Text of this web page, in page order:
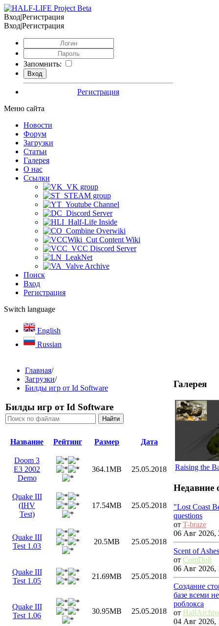
Вход|Регистрация
Вход|Регистрация
Запомнить:
Регистрация
Меню сайта
Новости
Форум
Загрузки
Статьи
Галерея
О нас
Ссылки
VK group
STEAM group
Youtube Channel
Discord Server
Half-Life Inside
Combine Overwiki
Cut Content Wiki
VCC Discord Server
LeakNet
Valve Archive
Поиск
Вход
Регистрация
Switch language
English
Russian
Главная/
Загрузки/
Билды игр от Id Software
Билды игр от Id Software
Название Рейтинг Размер Дата
Doom 3
E3 2002
Demo
364.1MB 25.05.2018
Quake III
(IHV
Test)
17.54MB 25.05.2018
Quake III
Test 1.03
20.5MB 25.05.2018
Quake III
Test 1.05
21.69MB 25.05.2018
Quake III
Test 1.06
30.95MB 25.05.2018
Галерея
Raising the
Недавние
"Lost Coast
questions
от T-braze
06 Авг 2026,
Scent of Ashes
от ComDoll
06 Авг 2026,
Создание
базе всеми
роблокса
от
04 Авг 2026,